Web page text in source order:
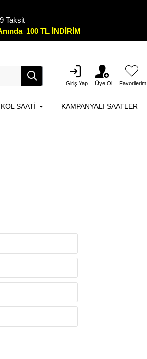
Taksit
nında 100 TL İNDİRİM
Giriş Yap Üye Ol Favorilerim
SAATI KAMPANYALI SAATLER